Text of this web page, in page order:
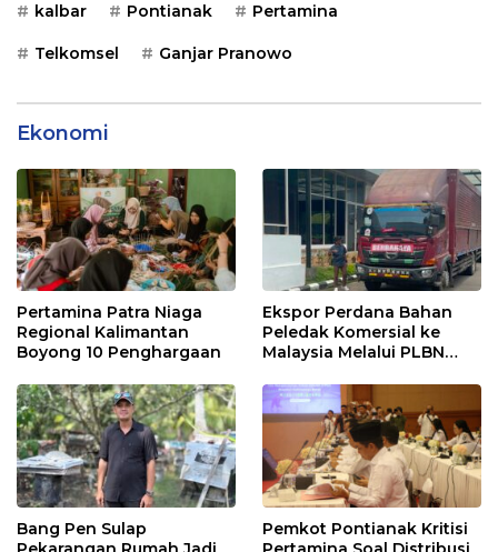
kalbar Pontianak Pertamina
Telkomsel Ganjar Pranowo
Ekonomi
Pertamina Patra Niaga
Regional Kalimantan
Boyong 10 Penghargaan
Ekspor Perdana Bahan
Peledak Komersial ke
Malaysia Melalui PLBN
Bang Pen Sulap
Pemkot Pontianak Kritisi